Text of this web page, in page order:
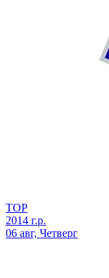
ТОР
2014 г.р.
06 авг, Четверг